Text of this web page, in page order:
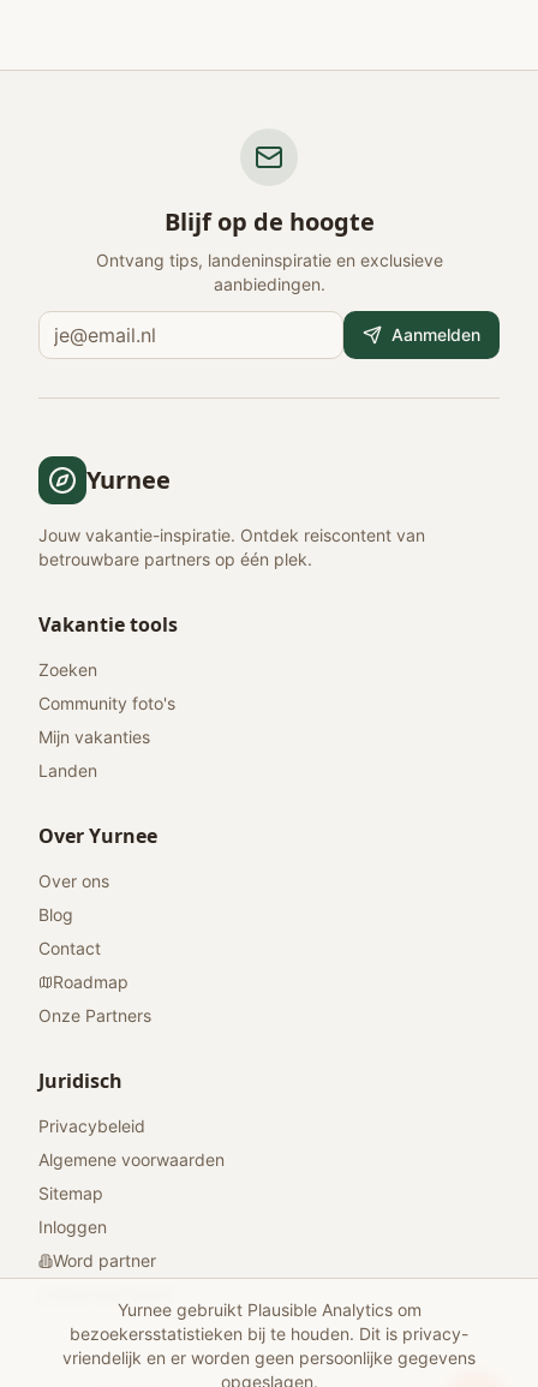
Blijf op de hoogte
Ontvang tips, landeninspiratie en exclusieve
aanbiedingen.
Aanmelden
Yurnee
Jouw vakantie-inspiratie. Ontdek reiscontent van
betrouwbare partners op één plek.
Vakantie tools
Zoeken
Community foto's
Mijn vakanties
Landen
Over Yurnee
Over ons
Blog
Contact
Roadmap
Onze Partners
Juridisch
Privacybeleid
Algemene voorwaarden
Sitemap
Inloggen
Word partner
Yurnee gebruikt Plausible Analytics om
bezoekersstatistieken bij te houden. Dit is privacy-
vriendelijk en er worden geen persoonlijke gegevens
opgeslagen.